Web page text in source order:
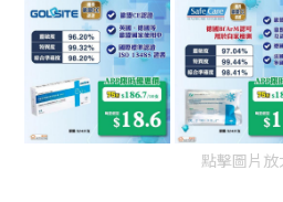
點擊圖片放